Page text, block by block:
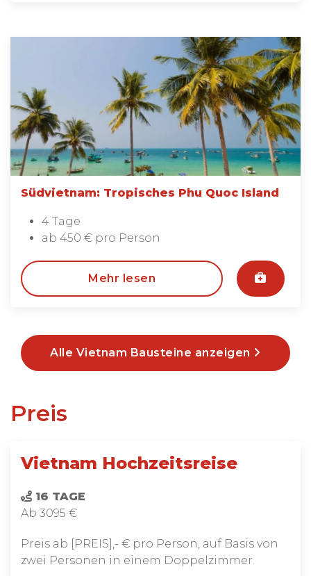
Südvietnam: Tropisches Phu Quoc Island
4 Tage
ab 450 € pro Person
Mehr lesen
Alle Vietnam Bausteine anzeigen
Preis
Vietnam Hochzeitsreise
16 TAGE
Ab 3095 €
Preis ab [PREIS],- € pro Person, auf Basis von
zwei Personen in einem Doppelzimmer.